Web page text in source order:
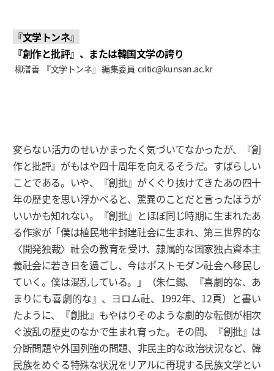
『文学トンネ』
『創作と批評』、または韓国文学の誇り
柳潽善 『文学トンネ』 編集委員critic@kunsan.ac.kr
変らない活力のせいかまったく気づいてなかったが、『創
作と批評』がもはや四十周年を向えるそうだ。すばらしい
ことである。いや、『創批』がくぐり抜けてきたあの四十
年の歴史を思い浮かべると、驚異のことだと言ったほうが
いいかも知れない。『創批』とほぼ同じ時期に生まれたあ
る作家が「僕は植民地半封建社会に生まれ、第三世界的な
〈開発独裁〉社会の教育を受け、隷属的な国家独占資本主
義社会に若き日を過ごし、今はポストモダン社会へ移民し
ていく。僕は混乱している。」（朱仁錫、『喜劇的な、あ
まりにも喜劇的な』、ヨロム社、1992年、12頁）と書い
たように、『創批』もやはりそのような劇的な転倒が相次
ぐ波乱の歴史のなかで生まれ育った。その間、『創批』は
分断問題や外国列強の問題、非民主的な政治状況など、韓
民族をめぐる特殊な状況をリアルに再現する民族文学とい